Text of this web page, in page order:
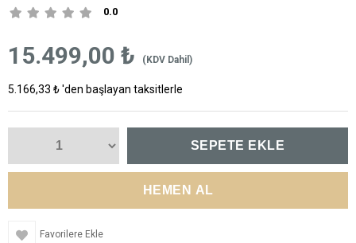
0.0
15.499,00 ₺ (KDV Dahil)
5.166,33 ₺'den başlayan taksitlerle
Favorilere Ekle